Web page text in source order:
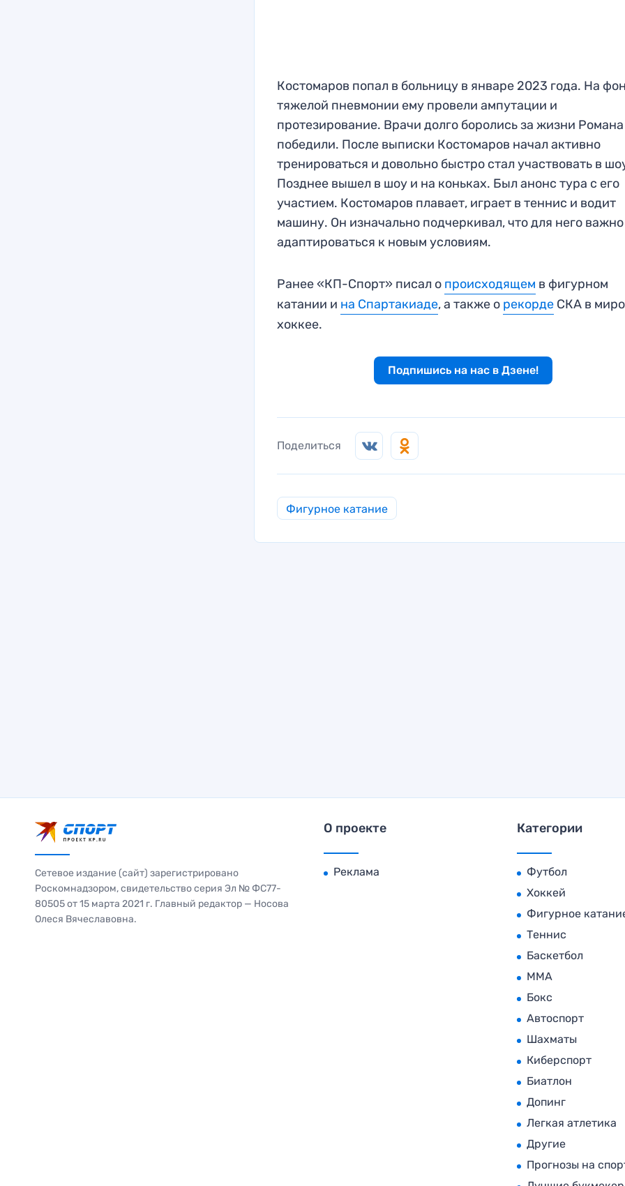
Костомаров попал в больницу в январе 2023 года. На
тяжелой пневмонии ему провели ампутации и
протезирование. Врачи долго боролись за жизни
победили. После выписки Костомаров начал активно
тренироваться и довольно быстро стал участвовать в
Позднее вышел в шоу и на коньках. Был анонс тура с его
участием. Костомаров плавает, играет в теннис и водит
машину. Он изначально подчеркивал, что для него важно
адаптироваться к новым условиям.
Ранее «КП-Спорт» писал о происходящем в фигурном
катании и на Спартакиаде, а также о рекорде СКА в
хоккее.
Подпишись на нас в Дзене!
Поделиться
Фигурное катание
Сетевое издание (сайт) зарегистрировано
Роскомнадзором, свидетельство серия Эл № ФС77-
80505 от 15 марта 2021 г. Главный редактор — Носова
Олеся Вячеславовна.
О проекте
Реклама
Категории
Футбол
Хоккей
Фигурное
Теннис
Баскетбол
MMA
Бокс
Автоспорт
Шахматы
Киберспорт
Биатлон
Допинг
Легкая атлетика
Другие
Прогнозы на